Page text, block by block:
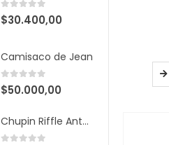
0out of 5
$30.400,00
Camisaco de Jean
0out of 5
$50.000,00
Chupin Riffle Antonella